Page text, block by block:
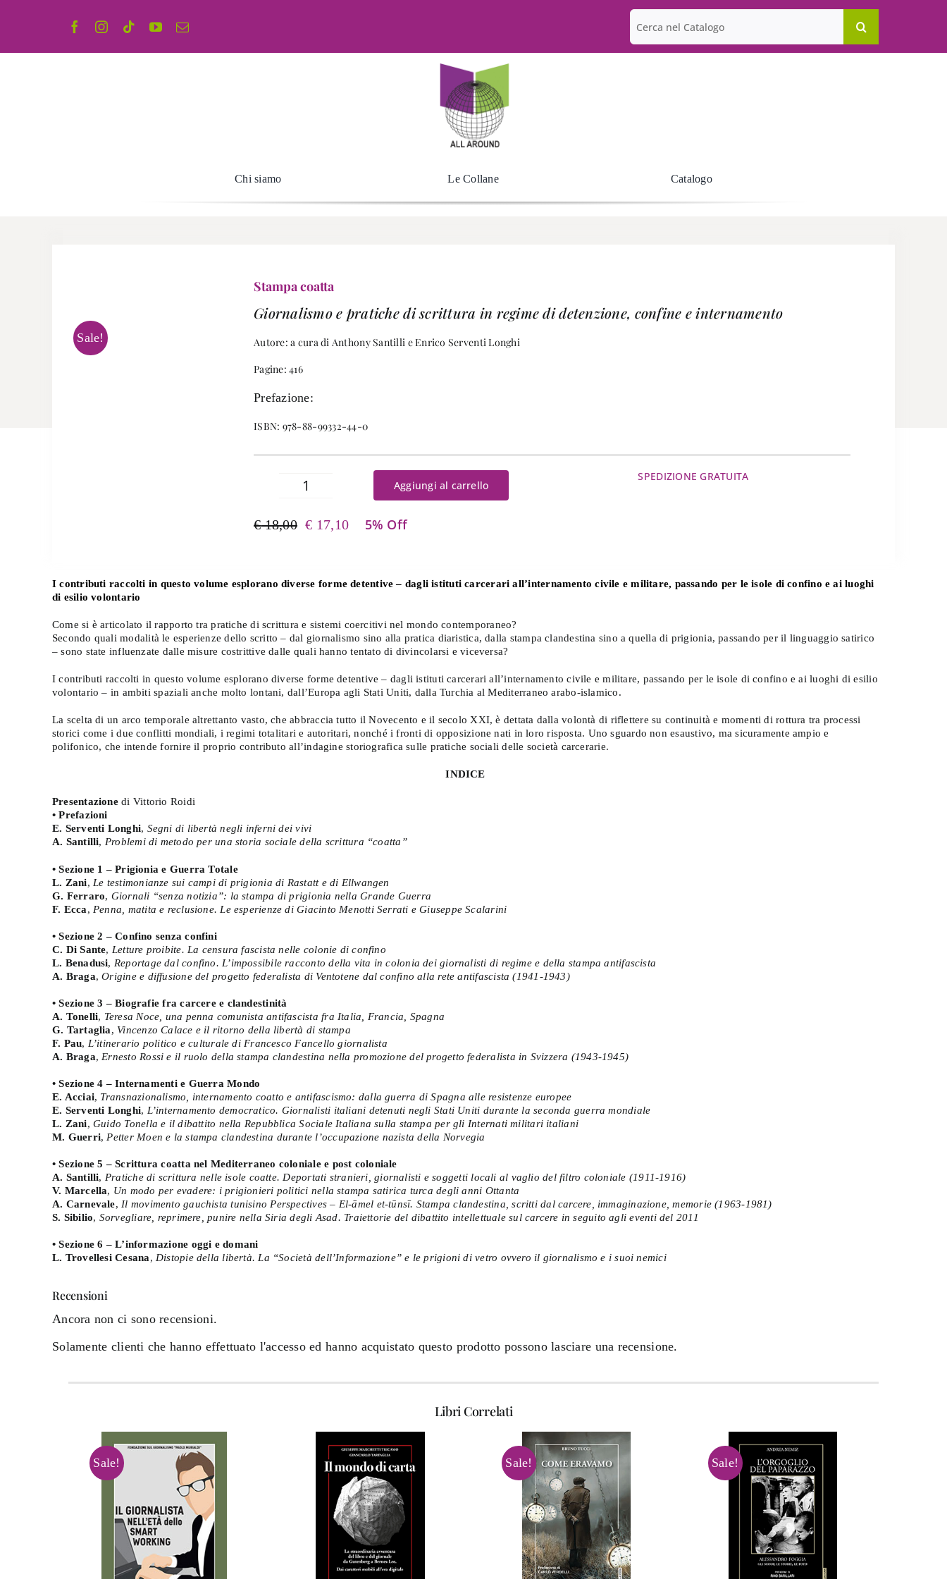
Cerca
per:
Chi siamo Le Collane Catalogo
Sale!
Stampa coatta
Giornalismo e pratiche di scrittura in regime di detenzione, confine e internamento
Autore: a cura di Anthony Santilli e Enrico Serventi Longhi
Pagine: 416
Prefazione:
ISBN: 978-88-99332-44-0
Stampa
quantità
Aggiungi al carrello
€18,00
Il
€ 18,00.
€ 17,10
Il
€ 17,10.
5% Off
SPEDIZIONE GRATUITA
I contributi raccolti in questo volume esplorano diverse forme detentive – dagli istituti carcerari all’internamento civile e militare, passando per le isole di confino e ai luoghi
di esilio volontario
Come si è articolato il rapporto tra pratiche di scrittura e sistemi coercitivi nel mondo contemporaneo?
Secondo quali modalità le esperienze dello scritto – dal giornalismo sino alla pratica diaristica, dalla stampa clandestina sino a quella di prigionia, passando per il linguaggio satirico
– sono state influenzate dalle misure costrittive dalle quali hanno tentato di divincolarsi e viceversa?
I contributi raccolti in questo volume esplorano diverse forme detentive – dagli istituti carcerari all’internamento civile e militare, passando per le isole di confino e ai luoghi di esilio
volontario – in ambiti spaziali anche molto lontani, dall’Europa agli Stati Uniti, dalla Turchia al Mediterraneo arabo-islamico.
La scelta di un arco temporale altrettanto vasto, che abbraccia tutto il Novecento e il secolo XXI, è dettata dalla volontà di riflettere su continuità e momenti di rottura tra processi
storici come i due conflitti mondiali, i regimi totalitari e autoritari, nonché i fronti di opposizione nati in loro risposta. Uno sguardo non esaustivo, ma sicuramente ampio e
polifonico, che intende fornire il proprio contributo all’indagine storiografica sulle pratiche sociali delle società carcerarie.
INDICE
Presentazionedi Vittorio Roidi
• Prefazioni
E. Serventi Longhi, Segni di libertà negli inferni dei vivi
A. Santilli, Problemi di metodo per una storia sociale della scrittura “coatta”
• Sezione 1 – Prigionia e Guerra Totale
L. Zani, Le testimonianze sui campi di prigionia di Rastatt e di Ellwangen
G. Ferraro, Giornali “senza notizia”: la stampa di prigionia nella Grande Guerra
F. Ecca, Penna, matita e reclusione. Le esperienze di Giacinto Menotti Serrati e Giuseppe Scalarini
• Sezione 2 – Confino senza confini
C. Di Sante, Letture proibite. La censura fascista nelle colonie di confino
L. Benadusi, Reportage dal confino. L’impossibile racconto della vita in colonia dei giornalisti di regime e della stampa antifascista
A. Braga,Origine e diffusione del progetto federalista di Ventotene dal confino alla rete antifascista (1941-1943)
• Sezione 3 – Biografie fra carcere e clandestinità
A. Tonelli, Teresa Noce, una penna comunista antifascista fra Italia, Francia, Spagna
G. Tartaglia, Vincenzo Calace e il ritorno della libertà di stampa
F. Pau, L’itinerario politico e culturale di Francesco Fancello giornalista
A. Braga, Ernesto Rossi e il ruolo della stampa clandestina nella promozione del progetto federalista in Svizzera (1943-1945)
• Sezione 4 – Internamenti e Guerra Mondo
E. Acciai, Transnazionalismo, internamento coatto e antifascismo: dalla guerra di Spagna alle resistenze europee
E. Serventi Longhi, L’internamento democratico. Giornalisti italiani detenuti negli Stati Uniti durante la seconda guerra mondiale
L. Zani,Guido Tonella e il dibattito nella Repubblica Sociale Italiana sulla stampa per gli Internati militari italiani
M. Guerri, Petter Moen e la stampa clandestina durante l’occupazione nazista della Norvegia
• Sezione 5 – Scrittura coatta nel Mediterraneo coloniale e post coloniale
A. Santilli, Pratiche di scrittura nelle isole coatte. Deportati stranieri, giornalisti e soggetti locali al vaglio del filtro coloniale (1911-1916)
V. Marcella, Un modo per evadere: i prigionieri politici nella stampa satirica turca degli anni Ottanta
A. Carnevale, Il movimento gauchista tunisino Perspectives – El-āmel et-tūnsī. Stampa clandestina, scritti dal carcere, immaginazione, memorie (1963-1981)
S. Sibilio, Sorvegliare, reprimere, punire nella Siria degli Asad. Traiettorie del dibattito intellettuale sul carcere in seguito agli eventi del 2011
• Sezione 6 – L’informazione oggi e domani
L. Trovellesi Cesana, Distopie della libertà. La “Società dell’Informazione” e le prigioni di vetro ovvero il giornalismo e i suoi nemici
Recensioni
Ancora non ci sono recensioni.
Solamente clienti che hanno effettuato l'accesso ed hanno acquistato questo prodotto possono lasciare una recensione.
Libri Correlati
Sale! Sale! Sale!